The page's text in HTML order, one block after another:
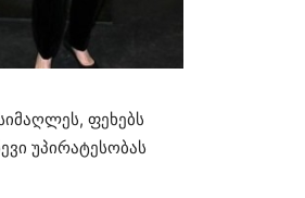
ფეხებს
უპირატესობას